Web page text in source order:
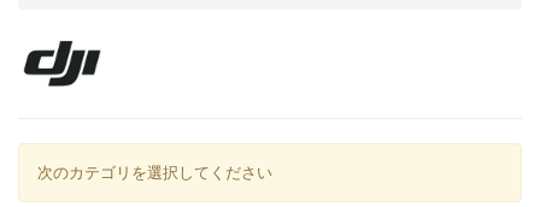
次のカテゴリを選択してください